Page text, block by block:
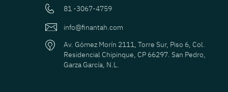
81 -3067-4759
info@finantah.com
Av. Gómez Morín 2111, Torre Sur, Piso 6, Col.
Residencial Chipinque, CP 66297. San Pedro,
Garza García, N.L.